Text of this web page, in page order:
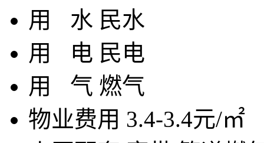
用 水 民水
用
电 民电
用 气 燃气
物业费用 3.4-3.4元/㎡